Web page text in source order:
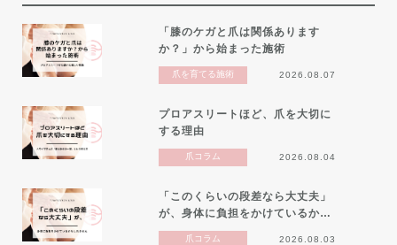
「膝のケガと爪は関係あります
か？」から始まった施術
爪を育てる施術 2026.08.07
プロアスリートほど、爪を大切に
する理由
爪コラム 2026.08.04
「このくらいの段差なら大丈夫」
が、身体に負担をかけているか…
爪コラム 2026.08.03